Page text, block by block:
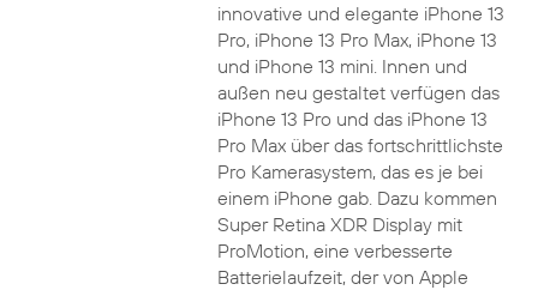
innovative und elegante iPhone 13
Pro, iPhone 13 Pro Max, iPhone 13
und iPhone 13 mini. Innen und
außen neu gestaltet verfügen das
iPhone 13 Pro und das iPhone 13
Pro Max über das fortschrittlichste
Pro Kamerasystem, das es je bei
einem iPhone gab. Dazu kommen
Super Retina XDR Display mit
ProMotion, eine verbesserte
Batterielaufzeit, der von Apple